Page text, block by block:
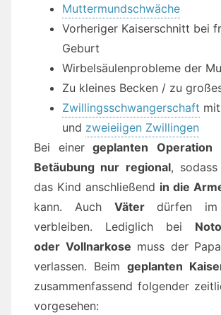
Muttermundschwäche
Vorheriger Kaiserschnitt bei
Geburt
Wirbelsäulenprobleme der
Zu kleines Becken / zu
Zwillingsschwangerschaft mit
und zweieiigen Zwillingen
Bei einer geplanten Operation
Betäubung nur regional,
das Kind anschließend in die
kann. Auch Väterdürfen
verbleiben. Lediglich bei
oder Vollnarkose muss der
verlassen. Beim geplanten
zusammenfassend folgender
vorgesehen: